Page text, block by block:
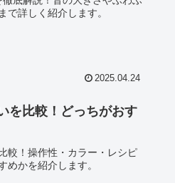
で詳しく紹介します。
2025.04.24
を比較！どっちがおす
較！操作性・カラー・レシピ
めかを紹介します。